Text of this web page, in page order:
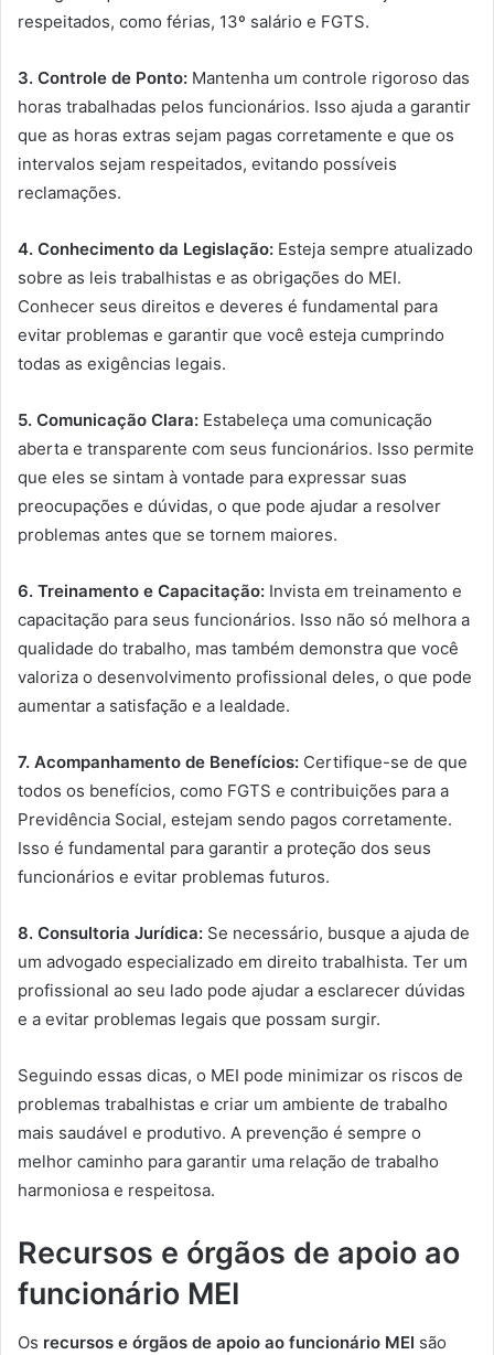
respeitados, como férias, 13º salário e FGTS.
3. Controle de Ponto: Mantenha um controle rigoroso das
horas trabalhadas pelos funcionários. Isso ajuda a garantir
que as horas extras sejam pagas corretamente e que os
intervalos sejam respeitados, evitando possíveis
reclamações.
4. Conhecimento da Legislação: Esteja sempre atualizado
sobre as leis trabalhistas e as obrigações do MEI.
Conhecer seus direitos e deveres é fundamental para
evitar problemas e garantir que você esteja cumprindo
todas as exigências legais.
5. Comunicação Clara: Estabeleça uma comunicação
aberta e transparente com seus funcionários. Isso permite
que eles se sintam à vontade para expressar suas
preocupações e dúvidas, o que pode ajudar a resolver
problemas antes que se tornem maiores.
6. Treinamento e Capacitação: Invista em treinamento e
capacitação para seus funcionários. Isso não só melhora a
qualidade do trabalho, mas também demonstra que você
valoriza o desenvolvimento profissional deles, o que pode
aumentar a satisfação e a lealdade.
7. Acompanhamento de Benefícios: Certifique-se de que
todos os benefícios, como FGTS e contribuições para a
Previdência Social, estejam sendo pagos corretamente.
Isso é fundamental para garantir a proteção dos seus
funcionários e evitar problemas futuros.
8. Consultoria Jurídica: Se necessário, busque a ajuda de
um advogado especializado em direito trabalhista. Ter um
profissional ao seu lado pode ajudar a esclarecer dúvidas
e a evitar problemas legais que possam surgir.
Seguindo essas dicas, o MEI pode minimizar os riscos de
problemas trabalhistas e criar um ambiente de trabalho
mais saudável e produtivo. A prevenção é sempre o
melhor caminho para garantir uma relação de trabalho
harmoniosa e respeitosa.
Recursos e órgãos de apoio ao
funcionário MEI
Os recursos e órgãos de apoio ao funcionário MEI são